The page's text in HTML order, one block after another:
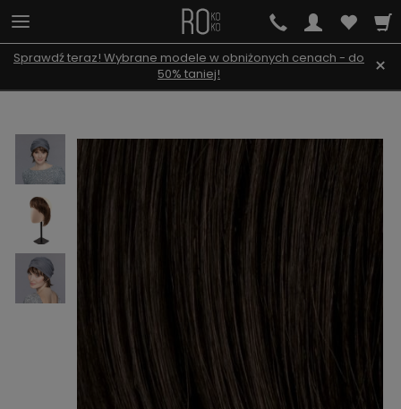
Sprawdź teraz! Wybrane modele w obniżonych cenach - do
50% taniej!
×